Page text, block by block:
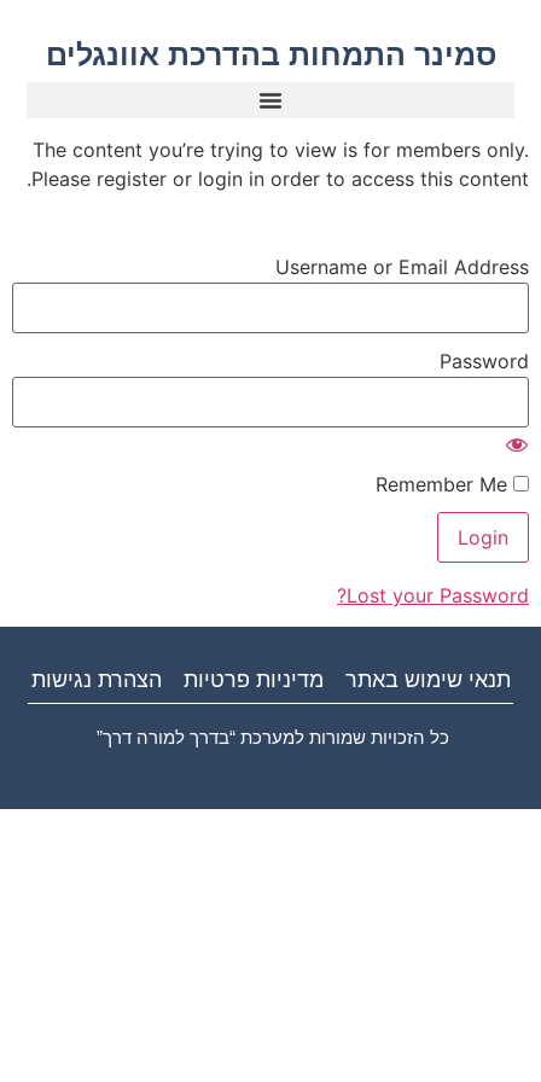
סמינר התמחות בהדרכת אוונגלים
The content you’re trying to view is for members only.
Please register or login in order to access this content.
Username or Email Address
Password
Lost your Password?
תנאי שימוש באתר מדיניות פרטיות הצהרת נגישות
כל הזכויות שמורות למערכת “בדרך למורה דרך”